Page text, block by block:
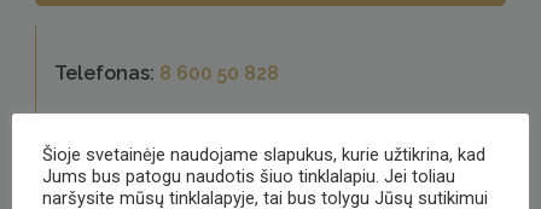
Telefonas: 8 600 50 828
Adresas:Triliškių 4, Žiežmarių seniūnija
Šioje svetainėje naudojame slapukus, kurie užtikrina, kad
Jums bus patogu naudotis šiuo tinklalapiu. Jei toliau
naršysite mūsų tinklalapyje, tai bus tolygu Jūsų sutikimui